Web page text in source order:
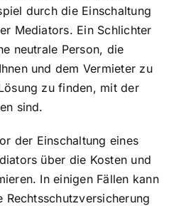
durch die Einschaltung
Mediators. Ein Schlichter
neutrale Person, die
und dem Vermieter zu
zu finden, mit der
sind.
der Einschaltung eines
über die Kosten und
In einigen Fällen kann
Rechtsschutzversicherung